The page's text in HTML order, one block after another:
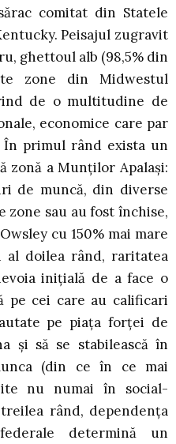
comitat din Statele
Peisajul zugravit
ghettoul alb (98,5% din
zone din Midwestul
de o multitudine de
economice care par
primul rând exista un
zonă a Munţilor Apalaşi:
de muncă, din diverse
zone sau au fost închise,
cu 150% mai mare
al doilea rând, raritatea
iniţială de a face o
pe cei care au calificari
pe piaţa forţei de
şi să se stabilească în
(din ce în ce mai
nu numai în social-
rând, dependenţa
determină un